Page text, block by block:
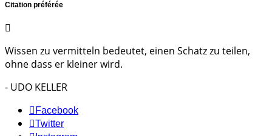
Citation préférée
Wissen zu vermitteln bedeutet, einen Schatz zu teilen,
ohne dass er kleiner wird.
- UDO KELLER
Facebook
Twitter